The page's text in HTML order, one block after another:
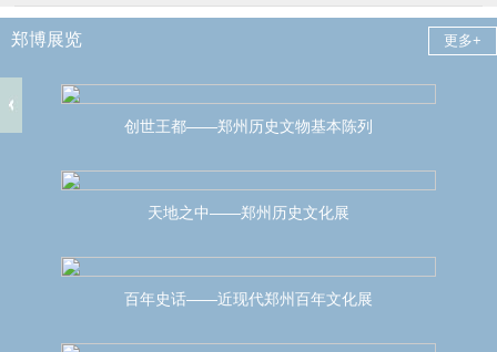
郑博展览 更多+
创世王都——郑州历史文物基本陈列
天地之中——郑州历史文化展
百年史话——近现代郑州百年文化展